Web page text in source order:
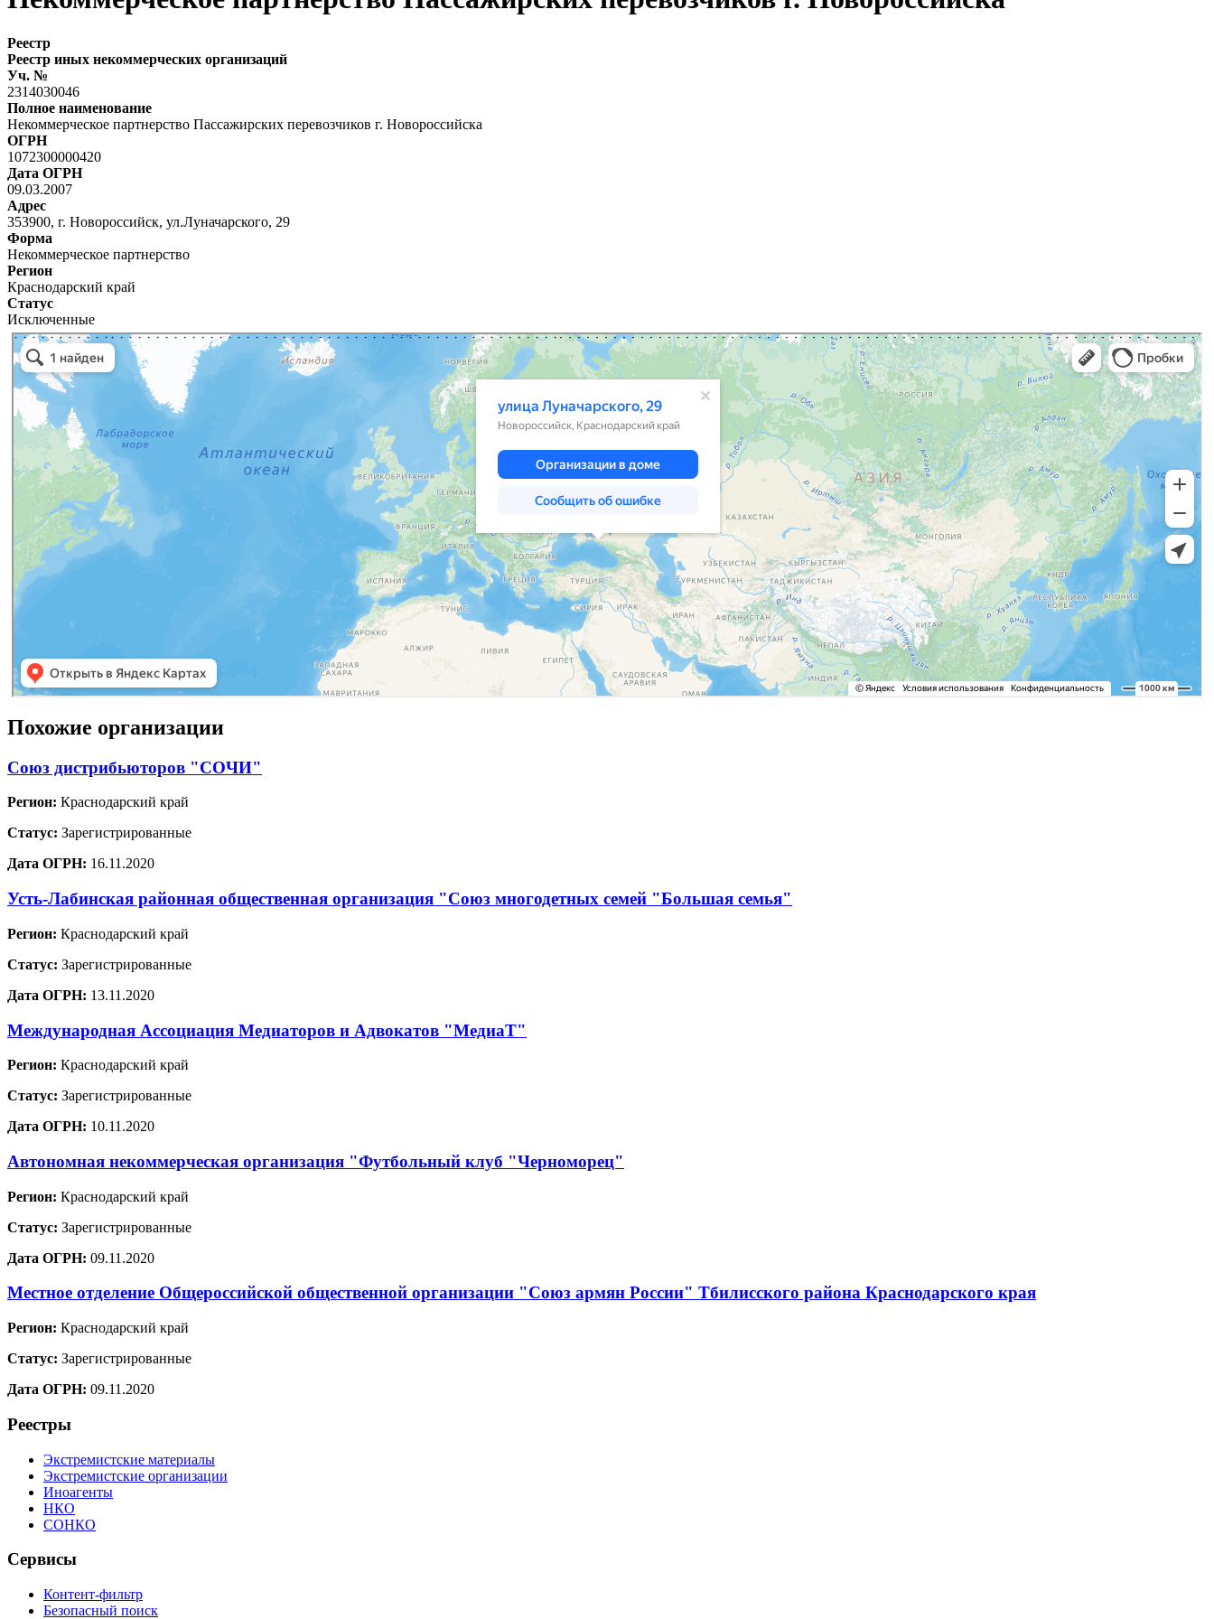
Реестр
Реестр иных некоммерческих организаций
Уч. №
2314030046
Полное наименование
Некоммерческое партнерство Пассажирских перевозчиков г. Новороссийска
ОГРН
1072300000420
Дата ОГРН
09.03.2007
Адрес
353900, г. Новороссийск, ул.Луначарского, 29
Форма
Некоммерческое партнерство
Регион
Краснодарский край
Статус
Исключенные
Похожие организации
Союз дистрибьюторов "СОЧИ"
Регион: Краснодарский край
Статус: Зарегистрированные
Дата ОГРН: 16.11.2020
Усть-Лабинская районная общественная организация "Союз многодетных семей "Большая семья"
Регион: Краснодарский край
Статус: Зарегистрированные
Дата ОГРН: 13.11.2020
Международная Ассоциация Медиаторов и Адвокатов "МедиаТ"
Регион: Краснодарский край
Статус: Зарегистрированные
Дата ОГРН: 10.11.2020
Автономная некоммерческая организация "Футбольный клуб "Черноморец"
Регион: Краснодарский край
Статус: Зарегистрированные
Дата ОГРН: 09.11.2020
Местное отделение Общероссийской общественной организации "Союз армян России" Тбилисского района Краснодарского края
Регион: Краснодарский край
Статус: Зарегистрированные
Дата ОГРН: 09.11.2020
Реестры
Экстремистские материалы
Экстремистские организации
Иноагенты
НКО
СОНКО
Сервисы
Контент-фильтр
Безопасный поиск